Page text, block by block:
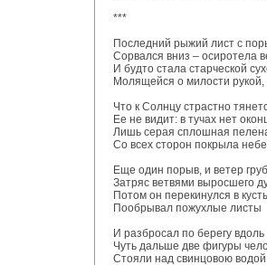
***
Последний рыжий лист с
Сорвался вниз – осиротела
И будто стала старческой
Молящейся о милости рукой,
Что к Солнцу страстно
Ее не видит: в тучах нет
Лишь серая сплошная
Со всех сторон покрыла
Еще один порыв, и ветер
Затряс ветвями выросшего
Потом он перекинулся в
Пообрывал пожухлые листы
И разбросал по берегу
Чуть дальше две фигуры
Стояли над свинцовою водой